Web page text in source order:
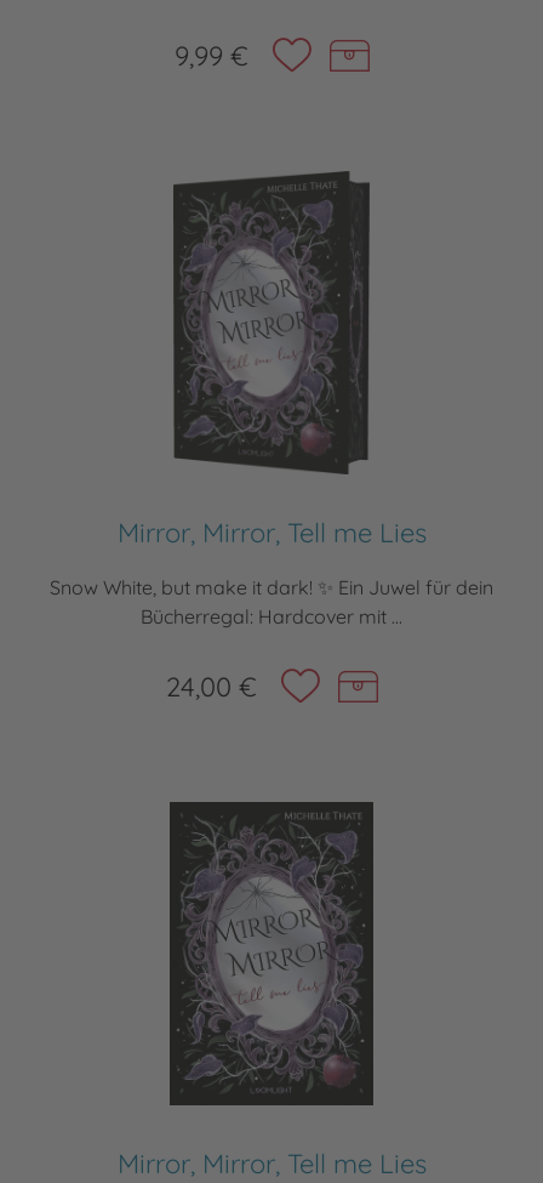
9,99 €
Mirror, Mirror, Tell me Lies
Snow White, but make it dark! ✨ Ein Juwel für dein
Bücherregal: Hardcover mit ...
24,00 €
Mirror, Mirror, Tell me Lies